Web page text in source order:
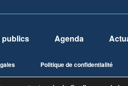
publics Agenda
Politique de confidentialité